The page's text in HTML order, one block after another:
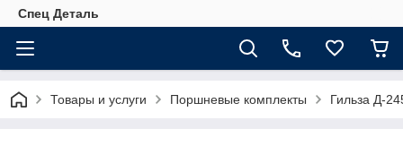
Спец Деталь
Товары и услуги Поршневые комплекты Гильза Д-